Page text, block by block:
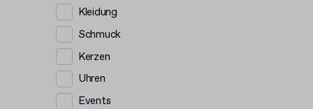
Kleidung
Schmuck
Kerzen
Uhren
Events